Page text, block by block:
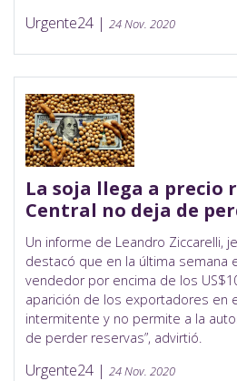
Urgente24 | 24 Nov. 2020
La soja llega a precio
Central no deja de
Un informe de Leandro Ziccarelli,
destacó que en la última semana
vendedor por encima de los
aparición de los exportadores en
intermitente y no permite a la
de perder reservas”, advirtió.
Urgente24 | 24 Nov. 2020